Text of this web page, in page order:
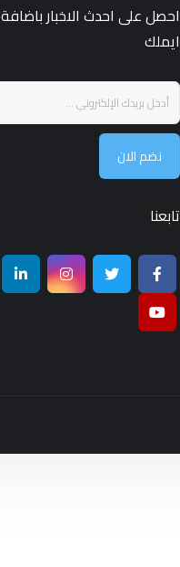
احصل على احدث الاخبار باضافة
ايملك
نضم الان
تابعنا